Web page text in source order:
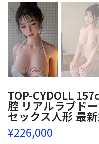
TOP-CYDOLL
腔 リアルラブド
セックス人形 最
¥226,000